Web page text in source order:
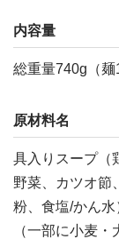
内容量
総重量740g（麺
原材料名
具入りスープ（
野菜、カツオ節
粉、食塩/かん水
（一部に小麦